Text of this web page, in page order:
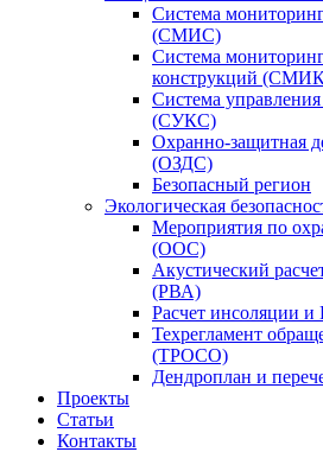
Система
(СМИС)
Система
конструкций
Система
(СУКС)
Охранно-защитная
(ОЗДС)
Безопасный регион
Экологическая
Мероприятия по
(ООС)
Акустический
(РВА)
Расчет
Техрегламент
(ТРОСО)
Дендроплан и
Проекты
Статьи
Контакты